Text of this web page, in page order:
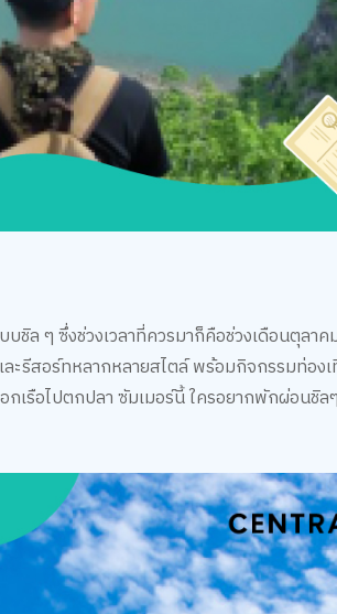
ล ๆ ซึ่งช่วงเวลาที่ควรมาก็คือช่วงเดือนตุลาค
ะรีสอร์ทหลากหลายสไตล์ พร้อมกิจกรรมท่อง
เรือไปตกปลา ซัมเมอร์นี้ ใครอยากพักผ่อนชิล